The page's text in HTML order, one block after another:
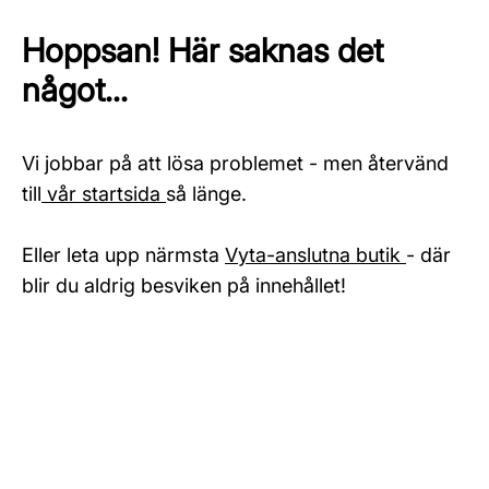
Hoppsan! Här saknas det
något...
Vi jobbar på att lösa problemet - men återvänd
till vår startsida så länge.
Eller leta upp närmsta Vyta-anslutna butik - där
blir du aldrig besviken på innehållet!